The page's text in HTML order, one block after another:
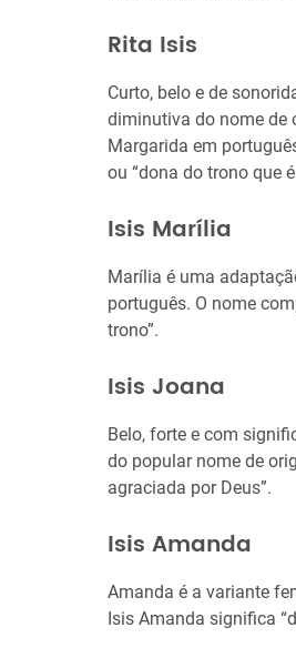
Rita Isis
Curto, belo e de
diminutiva do nome de
Margarida em
ou “dona do trono que
Isis Marília
Marília é uma
português. O nome
trono”.
Isis Joana
Belo, forte e com
do popular nome de
agraciada por Deus”.
Isis Amanda
Amanda é a variante
Isis Amanda significa